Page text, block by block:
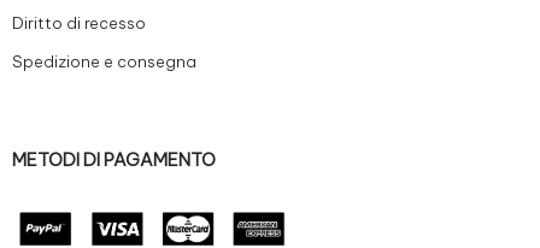
Diritto di recesso
Spedizione e consegna
METODI DI PAGAMENTO